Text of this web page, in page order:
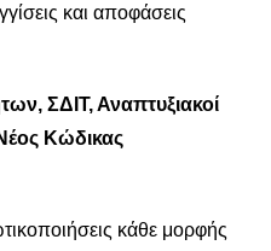
και αποφάσεις
ΣΔΙΤ, Αναπτυξιακοί
Κώδικας
κάθε μορφής